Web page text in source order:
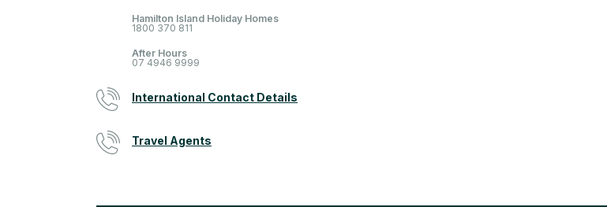
Hamilton Island Holiday Homes
1800 370 811
After Hours
07 4946 9999
International Contact Details
Travel Agents